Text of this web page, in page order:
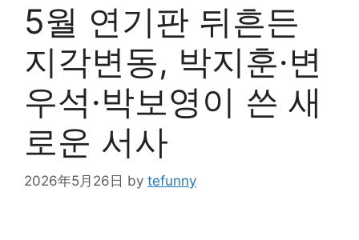
5월 연기판 뒤흔든
지각변동, 박지훈·변
우석·박보영이 쓴 새
로운 서사
2026年5月26日 by tefunny